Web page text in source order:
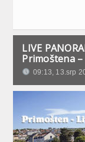
LIVE
Primoštena
09:13, 13.srp